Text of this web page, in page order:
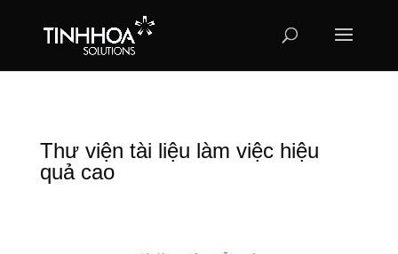
Thư viện tài liệu làm việc hiệu
quả cao